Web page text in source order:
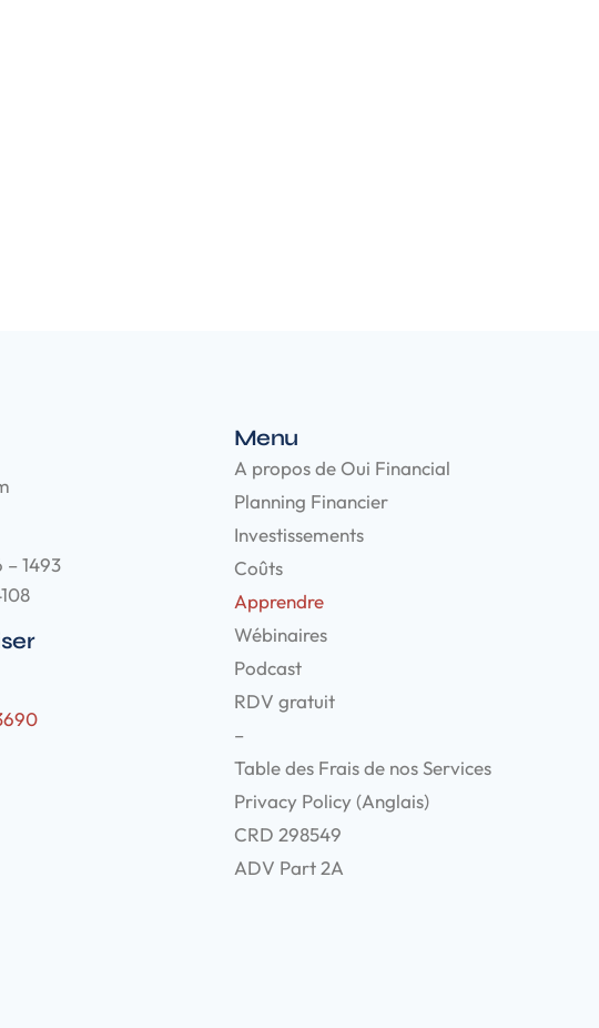
– 1493
Menu
A propos de Oui Financial
Planning Financier
Investissements
Coûts
Apprendre
Wébinaires
Podcast
RDV gratuit
–
Table des Frais de nos Services
Privacy Policy (Anglais)
CRD 298549
ADV Part 2A